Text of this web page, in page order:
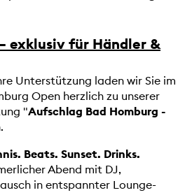
exklusiv für Händler &
Unterstützung laden wir Sie im
Open herzlich zu unserer
"Aufschlag Bad Homburg -
Beats. Sunset. Drinks.
Abend mit DJ,
in entspannter Lounge-